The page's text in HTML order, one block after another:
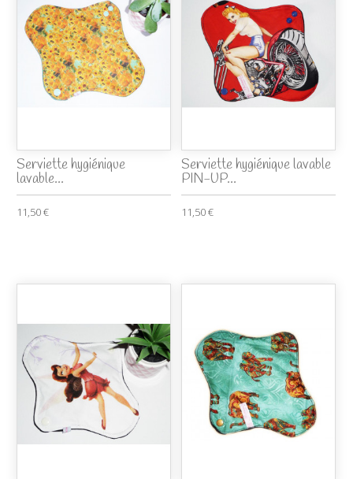
Serviette hygiénique
lavable...
11,50 €
Serviette hygiénique lavable
PIN-UP...
11,50 €